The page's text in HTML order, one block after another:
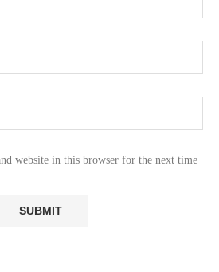
website in this browser for the next time